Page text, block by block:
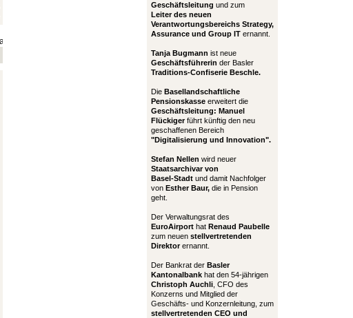
Geschäftsleitung und zum
Leiter des neuen
Verantwortungsbereichs Strategy,
Assurance und Group IT ernannt.
Tanja Bugmann ist neue
Geschäftsführerin der Basler
Traditions-Confiserie Beschle.
Die Basellandschaftliche
Pensionskasse erweitert die
Geschäftsleitung: Manuel
Flückigerführt künftig den neu
geschaffenen Bereich
"Digitalisierung und Innovation".
Stefan Nellen wird neuer
Staatsarchivar von
Basel-Stadt und damit Nachfolger
von Esther Baur, die in Pension
geht.
Der Verwaltungsrat des
EuroAirport hat Renaud Paubelle
zum neuen stellvertretenden
Direktorernannt.
Der Bankrat der Basler
Kantonalbank hat den 54-jährigen
Christoph Auchli , CFO des
Konzerns und Mitglied der
Geschäfts- und Konzernleitung, zum
stellvertretenden CEO und